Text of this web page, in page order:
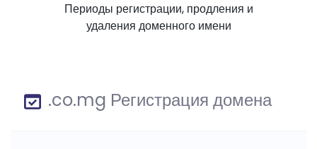
Периоды регистрации, продления и
удаления доменного имени
.co.mg Регистрация домена